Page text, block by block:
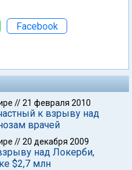
Facebook
//21 февраля 2010
к взрыву над
врачей
//20 декабря 2009
над Локерби,
$2,7 млн